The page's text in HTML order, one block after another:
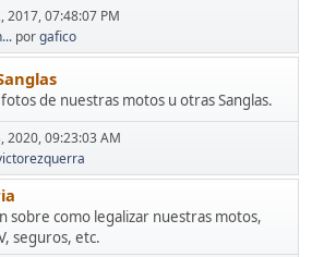
2017, 07:48:07 PM
porgafico
de nuestras motos u otras Sanglas.
2020, 09:23:03 AM
sobre como legalizar nuestras motos,
seguros, etc.